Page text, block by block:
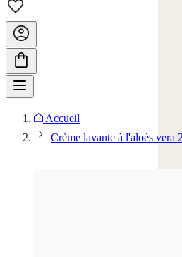
Accueil
Crème lavante à l'aloès vera